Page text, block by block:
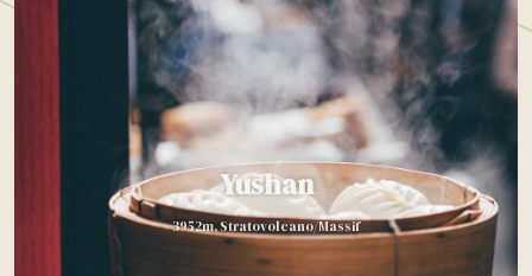
Yushan
3952m, Stratovolcano/Massif